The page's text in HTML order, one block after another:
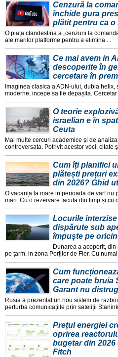
Cenzură la
închide gura
plătit pentru ca
O piața clandestina a „cenzurii la
ale marilor platforme pentru a elimina ...
Ce mai avem in
descoperite în
cercetare în
Imaginea clasica a ADN-ului, dubla
moderne, incepe sa fie depașita. Cercetar
O teorie
israelian e în
Ceuta
Mai multe cercuri academice și de
controversata. Potrivit acestor voci, citate
Cum îți planifici
plătești prețuri
din 2026? Ghid
O vacanța la mare in perioada de varf nu
mari. Cu o rezervare facuta din timp și cu
Locurile
dispărute sub
împuște pe
Dunarea a acoperit,
pe țarm, in zona Porților de Fier. Cu
Cum
care poate bruia
Garant nu
Rusia a prezentat un nou sistem de
perturba comunicațiile prin sateliții
Prețul energiei
oprirea
bugetar din 2026
Fitch